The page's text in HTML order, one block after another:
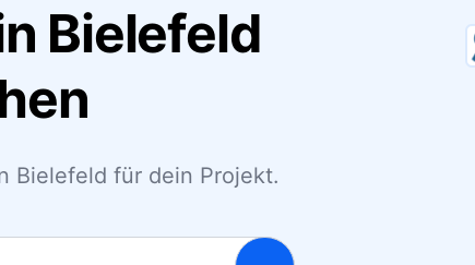
Bielefeld
Bielefeld für dein Projekt.